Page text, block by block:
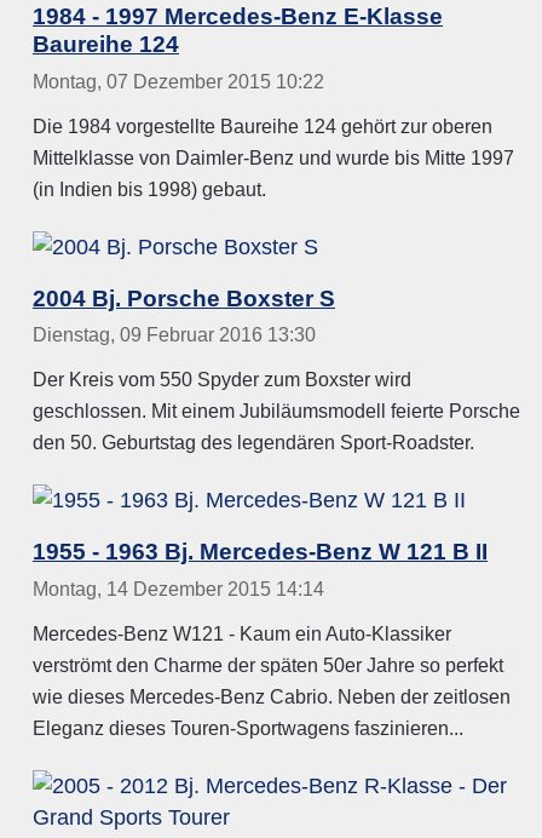
1984 - 1997 Mercedes-Benz E-Klasse
Baureihe 124
Montag, 07 Dezember 2015 10:22
Die 1984 vorgestellte Baureihe 124 gehört zur oberen
Mittelklasse von Daimler-Benz und wurde bis Mitte 1997
(in Indien bis 1998) gebaut.
2004 Bj. Porsche Boxster S
Dienstag, 09 Februar 2016 13:30
Der Kreis vom 550 Spyder zum Boxster wird
geschlossen. Mit einem Jubiläumsmodell feierte Porsche
den 50. Geburtstag des legendären Sport-Roadster.
1955 - 1963 Bj. Mercedes-Benz W 121 B II
Montag, 14 Dezember 2015 14:14
Mercedes-Benz W121 - Kaum ein Auto-Klassiker
verströmt den Charme der späten 50er Jahre so perfekt
wie dieses Mercedes-Benz Cabrio. Neben der zeitlosen
Eleganz dieses Touren-Sportwagens faszinieren...